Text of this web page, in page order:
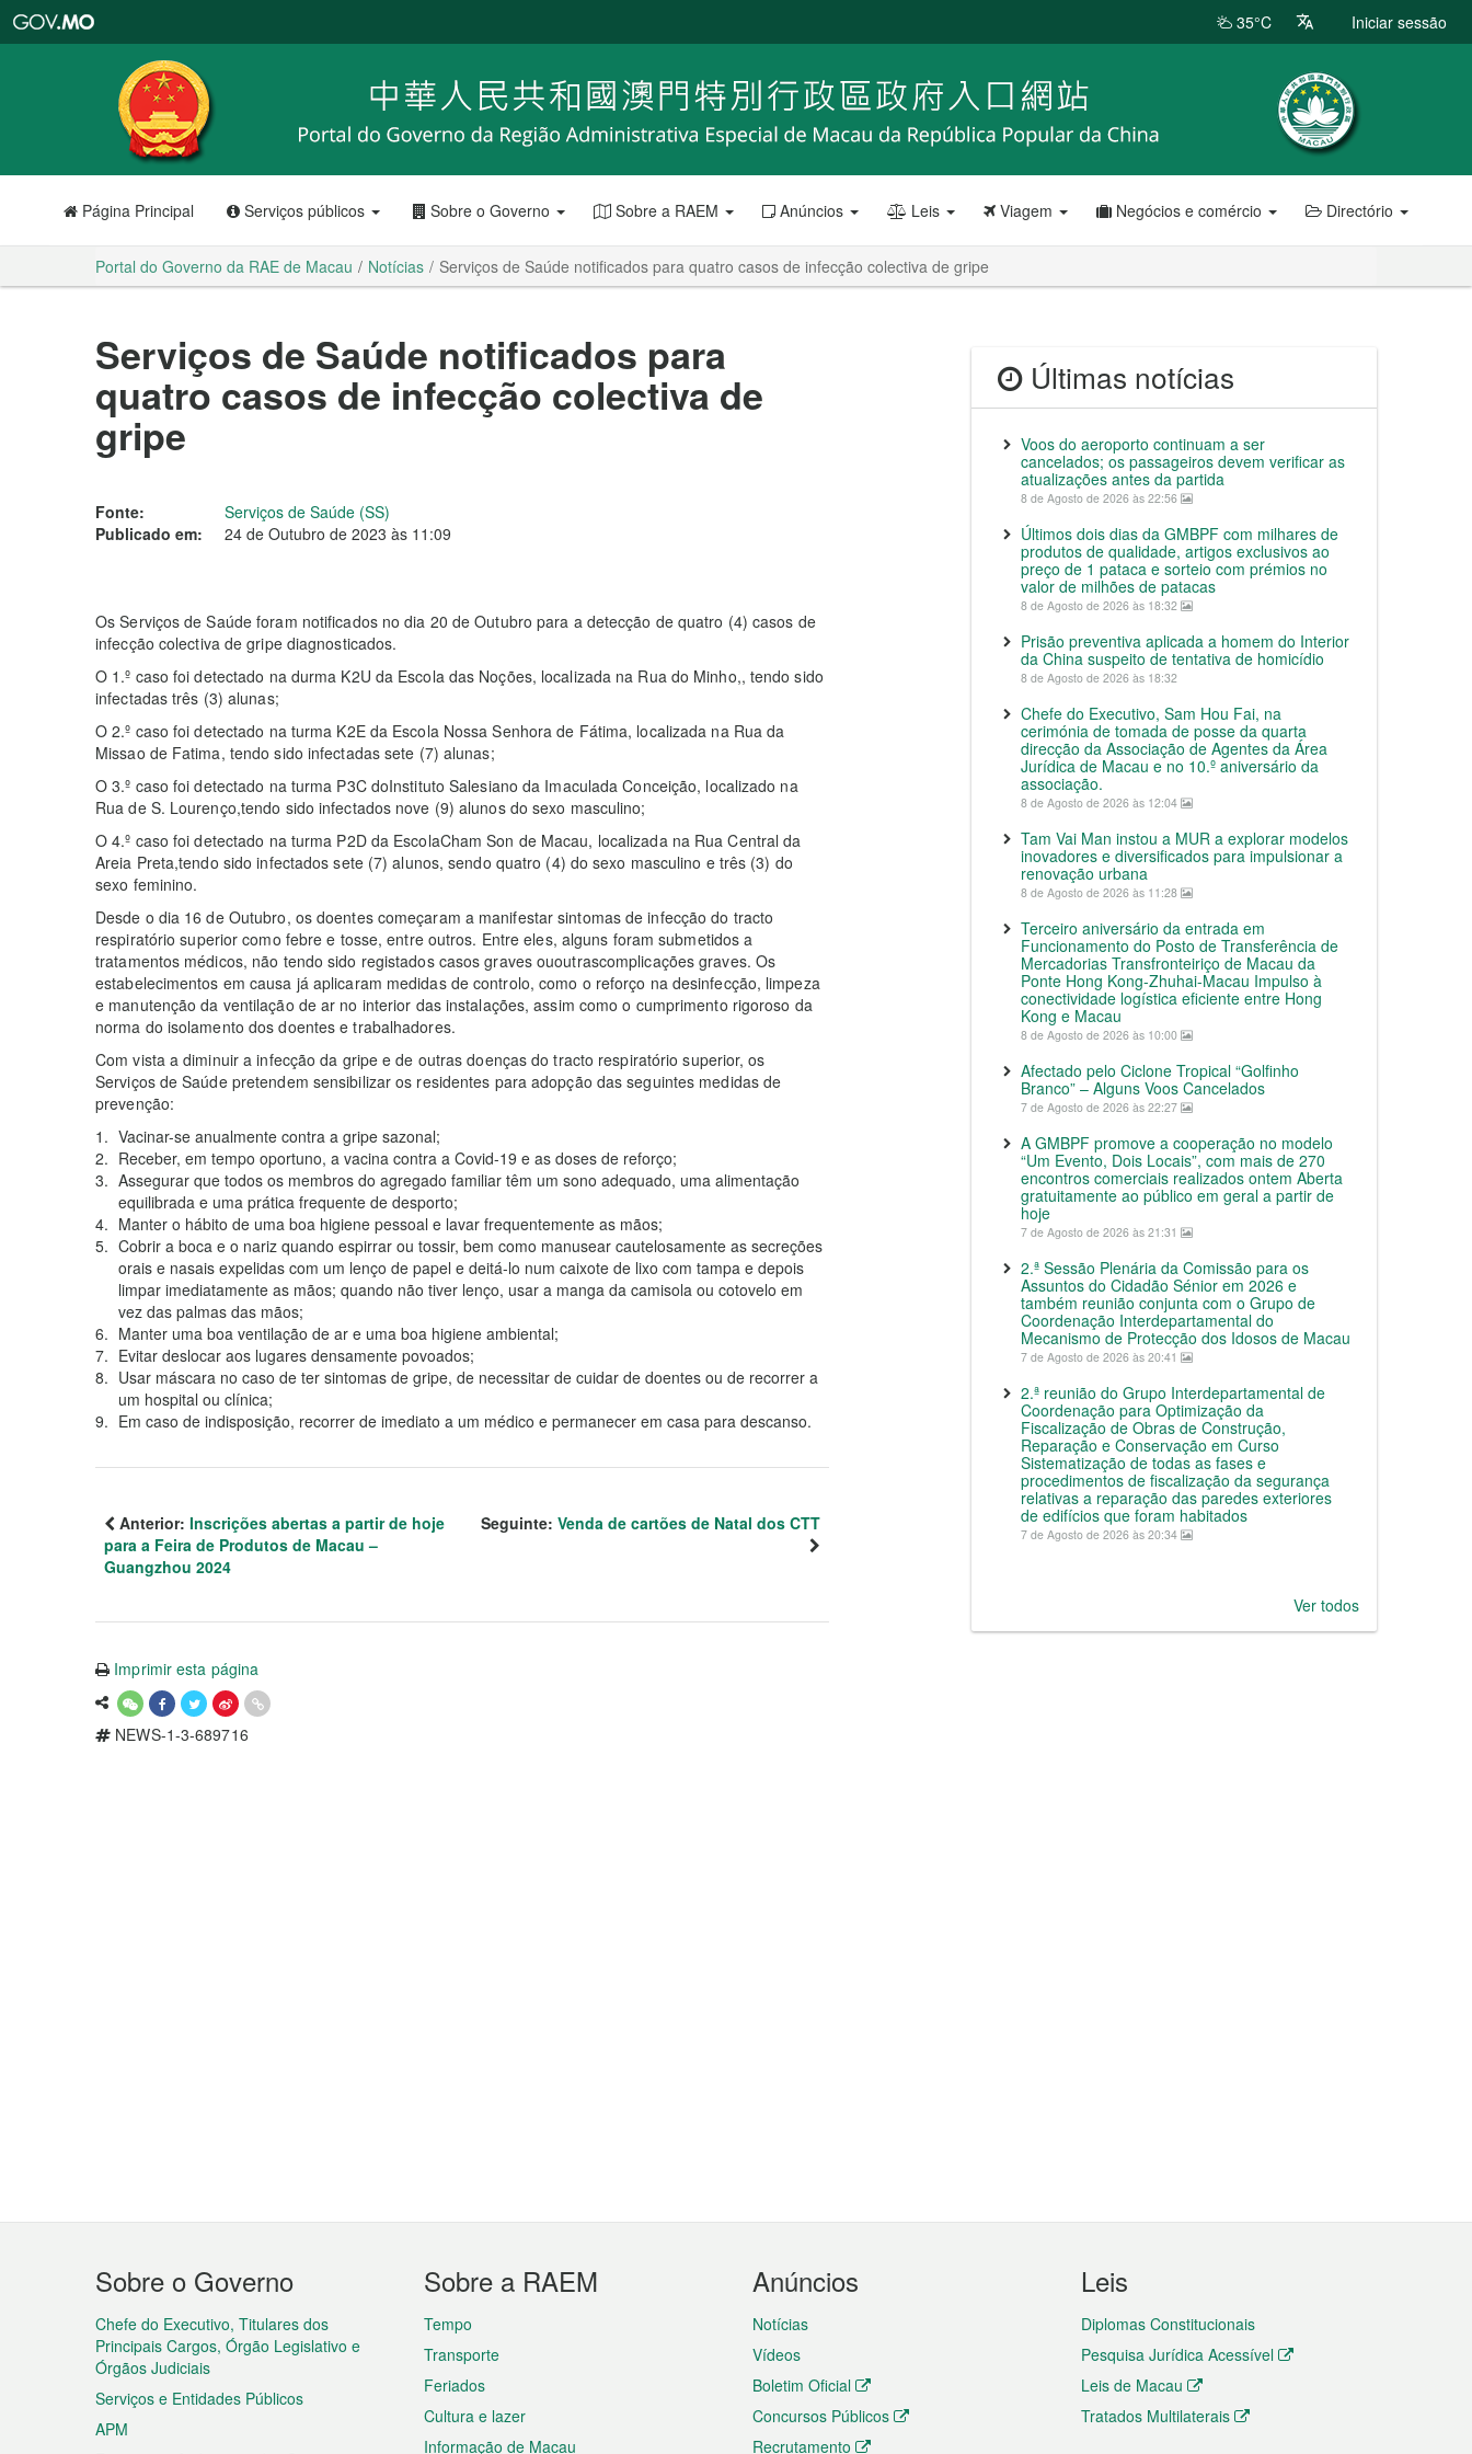
RAE
de
Macau
35°C Iniciar sessão
Página Principal Serviços públicos Sobre o Governo Sobre a RAEM Anúncios Leis Viagem Negócios e comércio Directório
Portal do Governo da RAE de Macau Notícias Serviços de Saúde notificados para quatro casos de infecção colectiva de gripe
Serviços de Saúde notificados para
quatro casos de infecção colectiva de
gripe
Fonte:
Serviços de Saúde (SS)
Publicado em:
24 de Outubro de 2023 às 11:09
Os Serviços de Saúde foram notificados no dia 20 de Outubro para a detecção de quatro (4) casos de
infecção colectiva de gripe diagnosticados.
O 1.º caso foi detectado na durma K2U da Escola das Noções, localizada na Rua do Minho,, tendo sido
infectadas três (3) alunas;
O 2.º caso foi detectado na turma K2E da Escola Nossa Senhora de Fátima, localizada na Rua da
Missao de Fatima, tendo sido infectadas sete (7) alunas;
O 3.º caso foi detectado na turma P3C doInstituto Salesiano da Imaculada Conceição, localizado na
Rua de S. Lourenço,tendo sido infectados nove (9) alunos do sexo masculino;
O 4.º caso foi detectado na turma P2D da EscolaCham Son de Macau, localizada na Rua Central da
Areia Preta,tendo sido infectados sete (7) alunos, sendo quatro (4) do sexo masculino e três (3) do
sexo feminino.
Desde o dia 16 de Outubro, os doentes começaram a manifestar sintomas de infecção do tracto
respiratório superior como febre e tosse, entre outros. Entre eles, alguns foram submetidos a
tratamentos médicos, não tendo sido registados casos graves ououtrascomplicações graves. Os
estabelecimentos em causa já aplicaram medidas de controlo, como o reforço na desinfecção, limpeza
e manutenção da ventilação de ar no interior das instalações, assim como o cumprimento rigoroso da
norma do isolamento dos doentes e trabalhadores.
Com vista a diminuir a infecção da gripe e de outras doenças do tracto respiratório superior, os
Serviços de Saúde pretendem sensibilizar os residentes para adopção das seguintes medidas de
prevenção:
Vacinar-se anualmente contra a gripe sazonal;
Receber, em tempo oportuno, a vacina contra a Covid-19 e as doses de reforço;
Assegurar que todos os membros do agregado familiar têm um sono adequado, uma alimentação
equilibrada e uma prática frequente de desporto;
Manter o hábito de uma boa higiene pessoal e lavar frequentemente as mãos;
Cobrir a boca e o nariz quando espirrar ou tossir, bem como manusear cautelosamente as secreções
orais e nasais expelidas com um lenço de papel e deitá-lo num caixote de lixo com tampa e depois
limpar imediatamente as mãos; quando não tiver lenço, usar a manga da camisola ou cotovelo em
vez das palmas das mãos;
Manter uma boa ventilação de ar e uma boa higiene ambiental;
Evitar deslocar aos lugares densamente povoados;
Usar máscara no caso de ter sintomas de gripe, de necessitar de cuidar de doentes ou de recorrer a
um hospital ou clínica;
Em caso de indisposição, recorrer de imediato a um médico e permanecer em casa para descanso.
Anterior: Inscrições abertas a partir de hoje
para a Feira de Produtos de Macau –
Guangzhou 2024
Seguinte: Venda de cartões de Natal dos CTT
Imprimir esta página
NEWS-1-3-689716
Últimas notícias
Voos do aeroporto continuam a ser
cancelados; os passageiros devem verificar as
atualizações antes da partida
8 de Agosto de 2026 às 22:56
Últimos dois dias da GMBPF com milhares de
produtos de qualidade, artigos exclusivos ao
preço de 1 pataca e sorteio com prémios no
valor de milhões de patacas
8 de Agosto de 2026 às 18:32
Prisão preventiva aplicada a homem do Interior
da China suspeito de tentativa de homicídio
8 de Agosto de 2026 às 18:32
Chefe do Executivo, Sam Hou Fai, na
cerimónia de tomada de posse da quarta
direcção da Associação de Agentes da Área
Jurídica de Macau e no 10.º aniversário da
associação.
8 de Agosto de 2026 às 12:04
Tam Vai Man instou a MUR a explorar modelos
inovadores e diversificados para impulsionar a
renovação urbana
8 de Agosto de 2026 às 11:28
Terceiro aniversário da entrada em
Funcionamento do Posto de Transferência de
Mercadorias Transfronteiriço de Macau da
Ponte Hong Kong-Zhuhai-Macau Impulso à
conectividade logística eficiente entre Hong
Kong e Macau
8 de Agosto de 2026 às 10:00
Afectado pelo Ciclone Tropical “Golfinho
Branco” – Alguns Voos Cancelados
7 de Agosto de 2026 às 22:27
A GMBPF promove a cooperação no modelo
“Um Evento, Dois Locais”, com mais de 270
encontros comerciais realizados ontem Aberta
gratuitamente ao público em geral a partir de
hoje
7 de Agosto de 2026 às 21:31
2.ª Sessão Plenária da Comissão para os
Assuntos do Cidadão Sénior em 2026 e
também reunião conjunta com o Grupo de
Coordenação Interdepartamental do
Mecanismo de Protecção dos Idosos de Macau
7 de Agosto de 2026 às 20:41
2.ª reunião do Grupo Interdepartamental de
Coordenação para Optimização da
Fiscalização de Obras de Construção,
Reparação e Conservação em Curso
Sistematização de todas as fases e
procedimentos de fiscalização da segurança
relativas a reparação das paredes exteriores
de edifícios que foram habitados
7 de Agosto de 2026 às 20:34
Ver todos
Menu
do
rodapé
Sobre o Governo
Chefe do Executivo, Titulares dos
Principais Cargos, Órgão Legislativo e
Órgãos Judiciais
Serviços e Entidades Públicos
APM
Sobre a RAEM
Tempo
Transporte
Feriados
Cultura e lazer
Informação de Macau
Anúncios
Notícias
Vídeos
Boletim Oficial
Concursos Públicos
Recrutamento
Leis
Diplomas Constitucionais
Pesquisa Jurídica Acessível
Leis de Macau
Tratados Multilaterais